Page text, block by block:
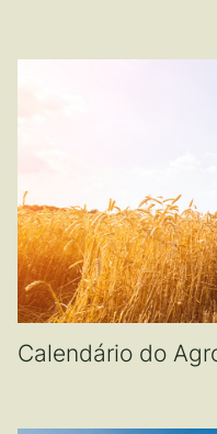
Calendário do